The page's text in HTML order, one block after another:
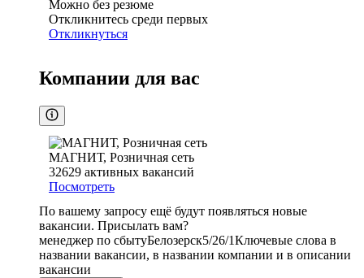
Можно без резюме
Откликнитесь среди первых
Откликнуться
Компании для вас
МАГНИТ, Розничная сеть
32629 активных вакансий
Посмотреть
По вашему запросу ещё будут появляться новые
вакансии. Присылать вам?
менеджер по сбытуБелозерск5/26/1Ключевые слова в
названии вакансии, в названии компании и в описании
вакансии